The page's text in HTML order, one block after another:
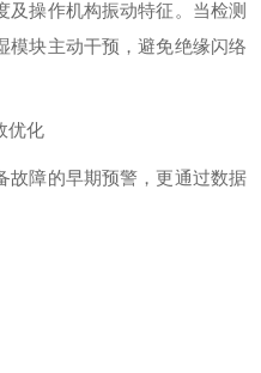
及操作机构振动特征。当检测
模块主动干预，避免绝缘闪络
优化
故障的早期预警，更通过数据